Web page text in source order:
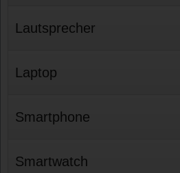
Lautsprecher
Laptop
Smartphone
Smartwatch